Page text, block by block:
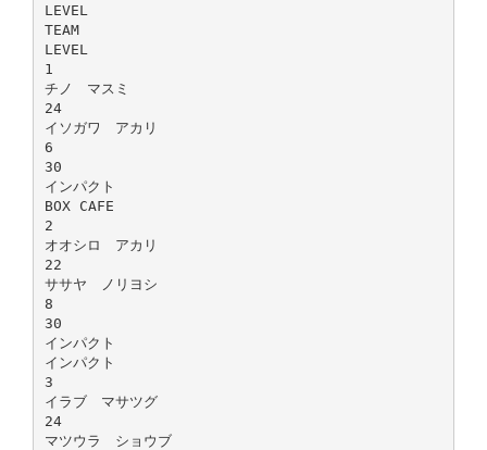
LEVEL
TEAM
LEVEL
1
チノ マスミ
24
イソガワ アカリ
6
30
インパクト
BOX CAFE
2
オオシロ アカリ
22
ササヤ ノリヨシ
8
30
インパクト
インパクト
3
イラブ マサツグ
24
マツウラ ショウブ